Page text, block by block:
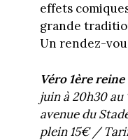
effets
grande
Un rendez-
Véro 1ère
juin à 20h30 au
avenue du
plein 15€ /